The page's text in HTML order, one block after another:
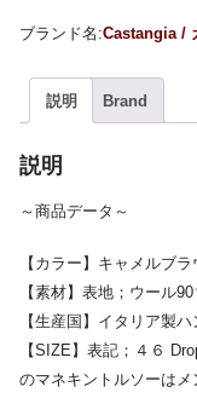
Castangia /
説明 Brand
説明
～商品データ～
【カラー】キャメルブ
【素材】表地；ウール
【生産国】イタリア製
【SIZE】表記；４６
のマネキントルソーは